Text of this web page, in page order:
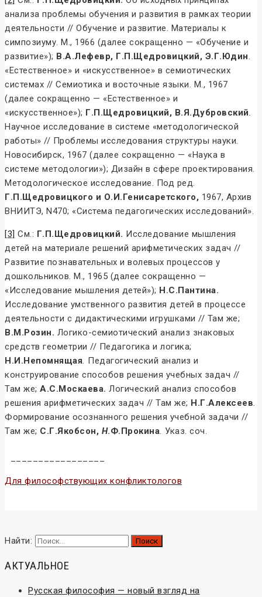
анализа проблемы обучения и развития в рамках теории
деятельности // Обучение и развитие. Материалы к
симпозиуму. М., 1966 (далее сокращенно — «Обучение и
развитие»); В.А.Лефевр, Г.П.Щедровицкий, Э.Г.Юдин.
«Естественное» и «искусственное» в семиотических
системах // Семиотика и восточные языки. М., 1967
(далее сокращенно — «Естественное» и
«искусственное»); Г.П.Щедровицкий, В.Я.Дубровский.
Научное исследование в системе «методологической
работы» // Проблемы исследования структуры науки.
Новосибирск, 1967 (далее сокращенно — «Наука в
системе методологии»); Дизайн в сфере проектирования.
Методологическое исследование. Под ред.
Г.П.Щедровицкого и О.И.Генисаретского, 1967, Архив
ВНИИТЭ, N470; «Система педагогических исследований».
[3] См.: Г.П.Щедровицкий. Исследование мышления
детей на материале решений арифметических задач //
Развитие познавательных и волевых процессов у
дошкольников. М., 1965 (далее сокращенно —
«Исследование мышления детей»); Н.С.Пантина.
Исследование умственного развития детей в процессе
деятельности с дидактическими игрушками // Там же;
В.М.Розин. Логико-семиотический анализ знаковых
средств геометрии // Педагогика и логика;
Н.И.Непомнящая. Педагогический анализ и
конструирование способов решения учебных задач //
Там же; А.С.Москаева. Логический анализ способов
решения арифметических задач // Там же; Н.Г.Алексеев.
Формирование осознанного решения учебной задачи //
Там же; С.Г.Якобсон, Н.Ф.Прокина. Указ. соч.
Для философствующих конфликтологов
Найти:
АКТУАЛЬНОЕ
Русская философия — новый взгляд на